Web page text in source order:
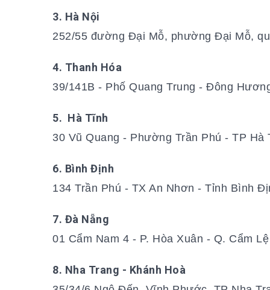
3. Hà Nội
252/55 đường Đại Mỗ, phường Đại Mỗ,
4. Thanh Hóa
39/141B - Phố Quang Trung - Đông
5. Hà Tĩnh
30 Vũ Quang - Phường Trần Phú - TP Hà
6. Bình Định
134 Trần Phú - TX An Nhơn - Tỉnh Bình
7. Đà Nẵng
01 Cẩm Nam 4 - P. Hòa Xuân - Q. Cẩm
8. Nha Trang - Khánh Hoà